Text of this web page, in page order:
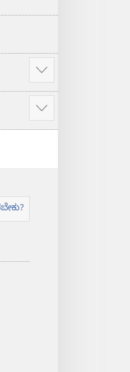
ಹೆಚ್ಚು
ಮಾಹಿತಿ
ತೋರಿಸು
ಹೆಚ್ಚು
ಮಾಹಿತಿ